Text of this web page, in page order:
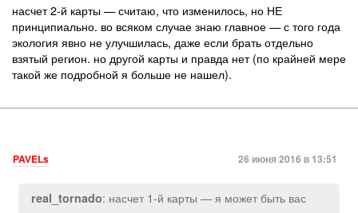
насчет 2-й карты — считаю, что изменилось, но НЕ
принципиально. во всяком случае знаю главное — с того года
экология явно не улучшилась, даже если брать отдельно
взятый регион. но другой карты и правда нет (по крайней мере
такой же подробной я больше не нашел).
PAVELs 26 июня 2016 в 13:51
real_tornado: насчет 1-й карты — я может быть вас